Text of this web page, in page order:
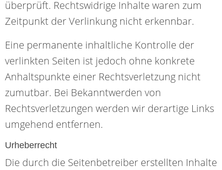
überprüft. Rechtswidrige Inhalte waren zum
Zeitpunkt der Verlinkung nicht erkennbar.
Eine permanente inhaltliche Kontrolle der
verlinkten Seiten ist jedoch ohne konkrete
Anhaltspunkte einer Rechtsverletzung nicht
zumutbar. Bei Bekanntwerden von
Rechtsverletzungen werden wir derartige Links
umgehend entfernen.
Urheberrecht
Die durch die Seitenbetreiber erstellten Inhalte